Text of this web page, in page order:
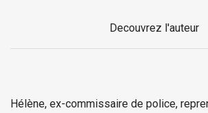
Decouvrez l'auteur
Hélène, ex-commissaire de police,